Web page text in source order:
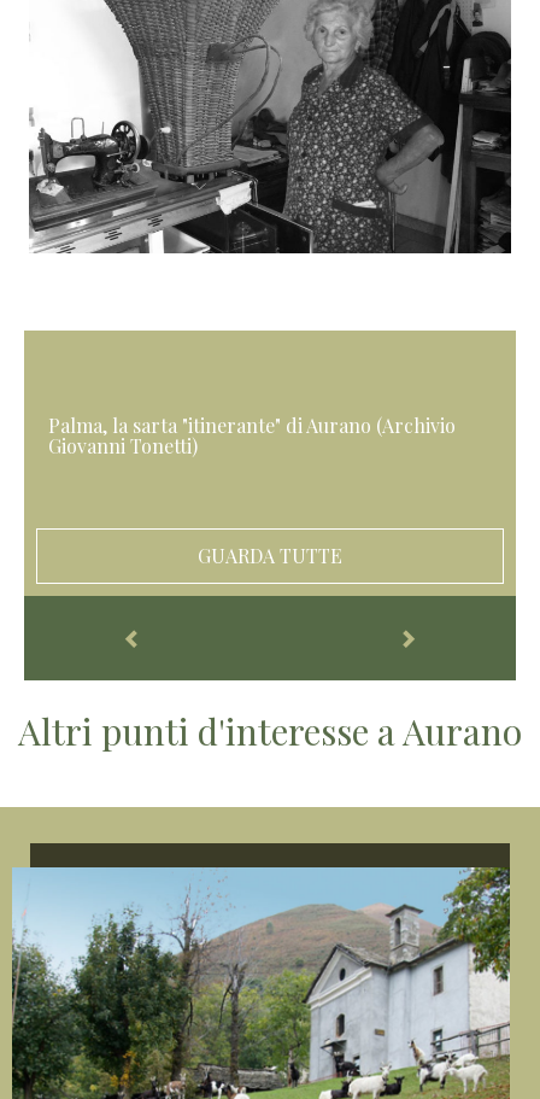
Palma, la sarta "itinerante" di Aurano (Archivio
Giovanni Tonetti)
GUARDA TUTTE
Altri punti d'interesse a Aurano